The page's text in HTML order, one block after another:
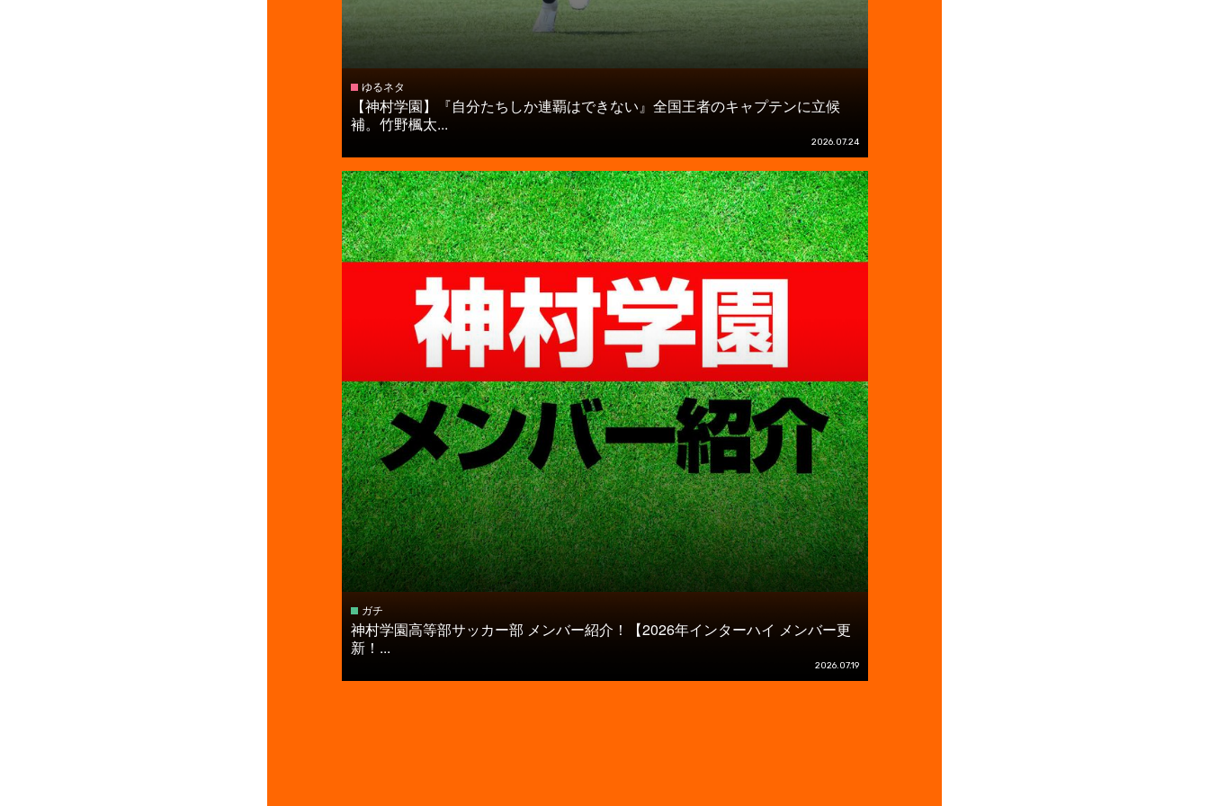
ゆるネタ
【神村学園】『自分たちしか連覇はできない』全国王者のキャプテンに立候
補。竹野楓太...
2026.07.24
ガチ
神村学園高等部サッカー部 メンバー紹介！【2026年インターハイ メンバー更
新！...
2026.07.19